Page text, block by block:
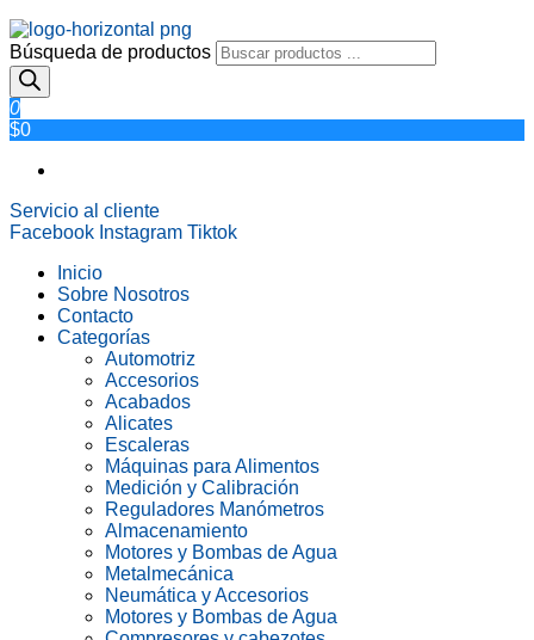
Búsqueda de productos
0
$0
Servicio al cliente
Facebook Instagram Tiktok
Inicio
Sobre Nosotros
Contacto
Categorías
Automotriz
Accesorios
Acabados
Alicates
Escaleras
Máquinas para Alimentos
Medición y Calibración
Reguladores Manómetros
Almacenamiento
Motores y Bombas de Agua
Metalmecánica
Neumática y Accesorios
Motores y Bombas de Agua